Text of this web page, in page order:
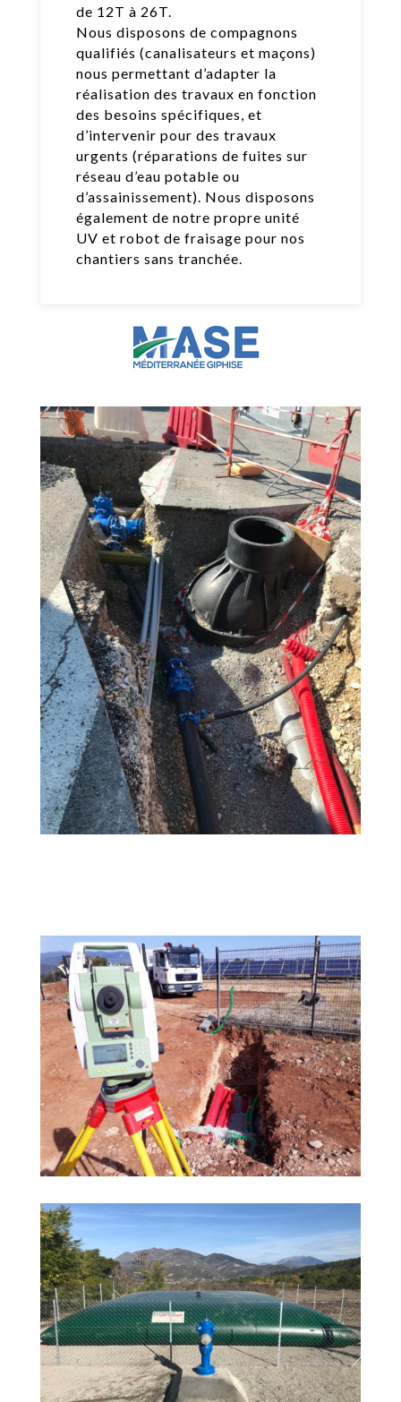
de 12T à 26T.
Nous disposons de compagnons
qualifiés (canalisateurs et maçons)
nous permettant d’adapter la
réalisation des travaux en fonction
des besoins spécifiques, et
d’intervenir pour des travaux
urgents (réparations de fuites sur
réseau d’eau potable ou
d’assainissement). Nous disposons
également de notre propre unité
UV et robot de fraisage pour nos
chantiers sans tranchée.